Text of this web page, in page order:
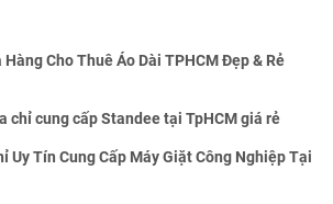
Cho Thuê Áo Dài TPHCM Đẹp & Rẻ
chỉ cung cấp Standee tại TpHCM giá rẻ
Uy Tín Cung Cấp Máy Giặt Công Nghiệp Tại